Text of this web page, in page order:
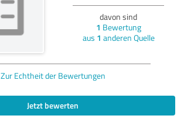
davon sind
1 Bewertung
aus 1 anderen Quelle
Zur Echtheit der Bewertungen
Jetzt bewerten